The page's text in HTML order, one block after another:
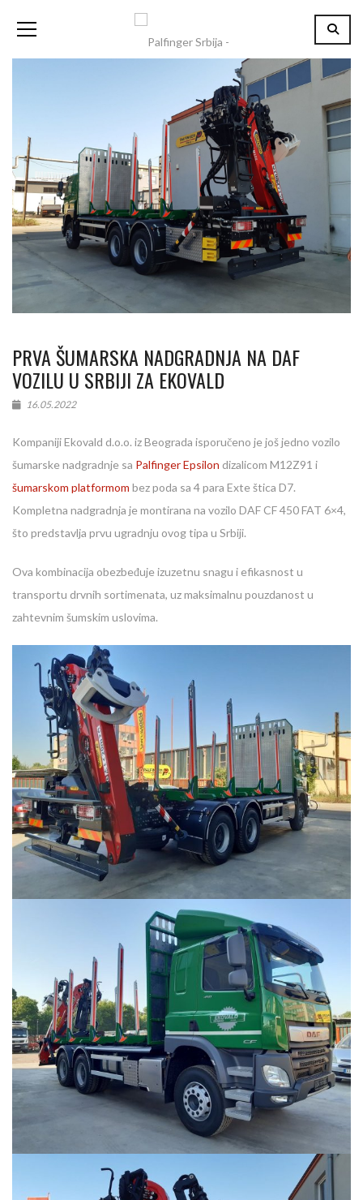
PRVA ŠUMARSKA NADGRADNJA NA DAF
VOZILU U SRBIJI ZA EKOVALD
16.05.2022
Kompaniji Ekovald d.o.o. iz Beograda isporučeno je još jedno vozilo
šumarske nadgradnje sa Palfinger Epsilon dizalicom M12Z91 i
šumarskom platformom bez poda sa 4 para Exte štica D7.
Kompletna nadgradnja je montirana na vozilo DAF CF 450 FAT 6×4,
što predstavlja prvu ugradnju ovog tipa u Srbiji.
Ova kombinacija obezbeđuje izuzetnu snagu i efikasnost u
transportu drvnih sortimenata, uz maksimalnu pouzdanost u
zahtevnim šumskim uslovima.